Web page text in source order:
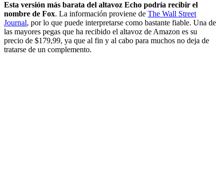
Esta versión más barata del altavoz Echo podría recibir el
nombre de Fox. La información proviene de The Wall Street
Journal, por lo que puede interpretarse como bastante fiable. Una de
las mayores pegas que ha recibido el altavoz de Amazon es su
precio de $179,99, ya que al fin y al cabo para muchos no deja de
tratarse de un complemento.